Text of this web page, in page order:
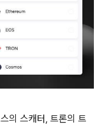
의 스캐터, 트론의 트